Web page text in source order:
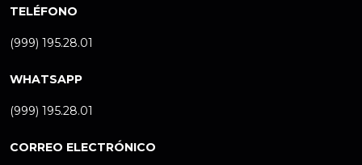
TELÉFONO
(999) 195.28.01
WHATSAPP
(999) 195.28.01
CORREO ELECTRÓNICO